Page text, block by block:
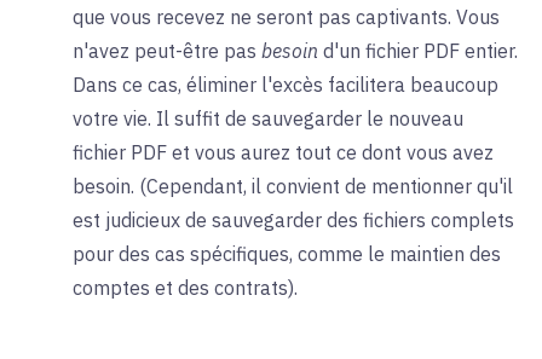
que vous recevez ne seront pas captivants. Vous
n'avez peut-être pas besoin d'un fichier PDF entier.
Dans ce cas, éliminer l'excès facilitera beaucoup
votre vie. Il suffit de sauvegarder le nouveau
fichier PDF et vous aurez tout ce dont vous avez
besoin. (Cependant, il convient de mentionner qu'il
est judicieux de sauvegarder des fichiers complets
pour des cas spécifiques, comme le maintien des
comptes et des contrats).